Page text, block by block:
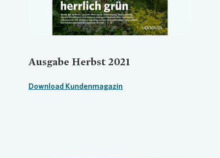
Ausgabe Herbst 2021
Download Kundenmagazin